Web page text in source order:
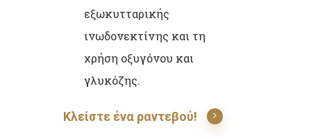
εξωκυτταρικής
ινωδονεκτίνης και τη
χρήση οξυγόνου και
γλυκόζης.
Κλείστε ένα ραντεβού!